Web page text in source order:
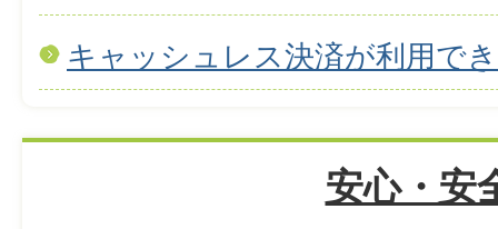
キャッシュレス決済が利用で
安心・安